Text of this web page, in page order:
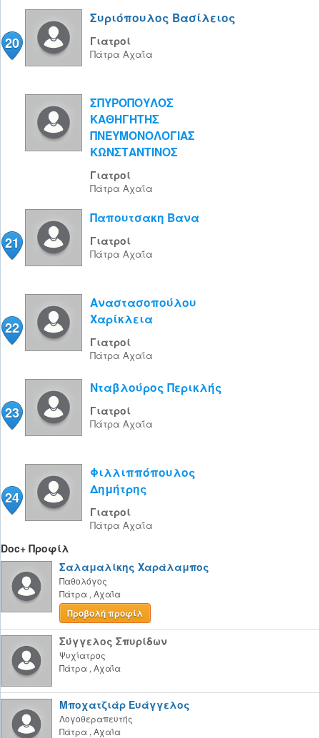
20
Συριόπουλος Βασίλειος
Γιατροί
Πάτρα Αχαΐα
ΣΠΥΡΟΠΟΥΛΟΣ
ΚΑΘΗΓΗΤΗΣ
ΠΝΕΥΜΟΝΟΛΟΓΙΑΣ
ΚΩΝΣΤΑΝΤΙΝΟΣ
Γιατροί
Πάτρα Αχαΐα
21
Παπουτσακη Βανα
Γιατροί
Πάτρα Αχαΐα
22
Αναστασοπούλου
Χαρίκλεια
Γιατροί
Πάτρα Αχαΐα
23
Νταβλούρος Περικλής
Γιατροί
Πάτρα Αχαΐα
24
Φιλλιππόπουλος
Δημήτρης
Γιατροί
Πάτρα Αχαΐα
Doc+ Προφίλ
Σαλαμαλίκης Χαράλαμπος
Παθολόγος
Πάτρα , Αχαΐα
Προβολή προφίλ
Σύγγελoς Σπυρίδων
Ψυχίατρος
Πάτρα , Αχαΐα
Μποχατζιάρ Ευάγγελος
Λογοθεραπευτής
Πάτρα , Αχαΐα